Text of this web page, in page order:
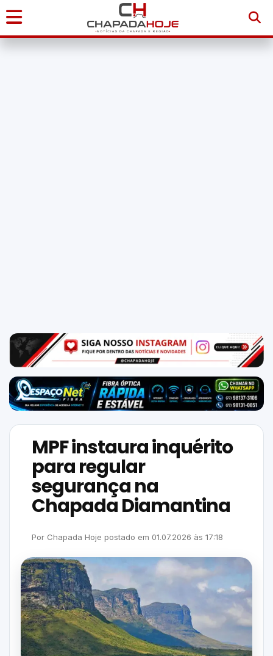
Início
NAS
NOSSAS
REDES
MPF instaura inquérito
para regular
segurança na
Chapada Diamantina
Por Chapada Hoje postado em 01.07.2026 às 17:18